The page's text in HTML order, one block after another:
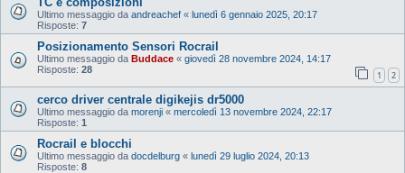
Ultimo messaggio da andreachef « lunedì 6 gennaio 2025, 20:17
Risposte: 7
Posizionamento Sensori Rocrail
Ultimo messaggio da Buddace « giovedì 28 novembre 2024, 14:17
Risposte: 28 1 2
cerco driver centrale digikejis dr5000
Ultimo messaggio da morenji « mercoledì 13 novembre 2024, 22:17
Risposte: 1
Rocrail e blocchi
Ultimo messaggio da docdelburg « lunedì 29 luglio 2024, 20:13
Risposte: 8